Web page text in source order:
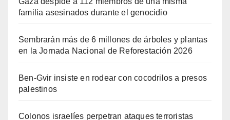
familia asesinados durante el genocidio
Sembrarán más de 6 millones de árboles y plantas
en la Jornada Nacional de Reforestación 2026
Ben-Gvir insiste en rodear con cocodrilos a presos
palestinos
Colonos israelíes perpetran ataques terroristas